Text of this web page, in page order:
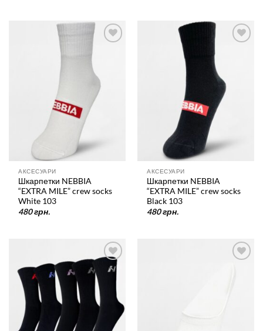
АКСЕСУАРИ
Шкарпетки NEBBIA
“EXTRA MILE” crew socks
White 103
480грн.
АКСЕСУАРИ
Шкарпетки NEBBIA
“EXTRA MILE” crew socks
Black 103
480грн.
У
список
бажань